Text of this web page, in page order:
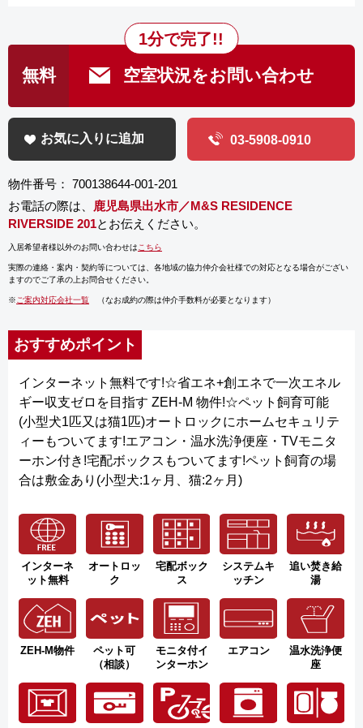
おすすめポイント
インターネット無料です!☆省エネ+創エネで一次エネル
ギー収支ゼロを目指す ZEH-M 物件!☆ペット飼育可能
(小型犬1匹又は猫1匹)オートロックにホームセキュリテ
ィーもついてます!エアコン・温水洗浄便座・TVモニタ
ーホン付き!宅配ボックスもついてます!ペット飼育の場
合は敷金あり(小型犬:1ヶ月、猫:2ヶ月)
インターネ
ット無料
オートロッ
ク
宅配ボック
ス
システムキ
ッチン
追い焚き給
湯
ZEH-M物件
ペット可
（相談）
モニタ付イ
ンターホン
エアコン
温水洗浄便
座
無料 空室状況をお問い合わせ
1分で完了!!
お気に入りに追加 03-5908-0910
物件番号： 700138644-001-201
お電話の際は、
鹿児島県出水市／M&S RESIDENCE
RIVERSIDE 201とお伝えください。
入居希望者様以外のお問い合わせは こちら
実際の連絡・案内・契約等については、各地域の協力仲介会社様での対応となる場合がござい
ますのでご了承の上お問合せください。
※ ご案内対応会社一覧 （なお成約の際は仲介手数料が必要となります）